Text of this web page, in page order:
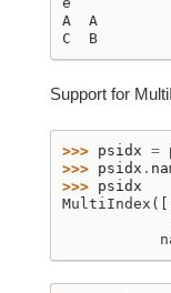
A  A
C  B
Support for
>>> psidx =
>>> psidx .
>>> psidx